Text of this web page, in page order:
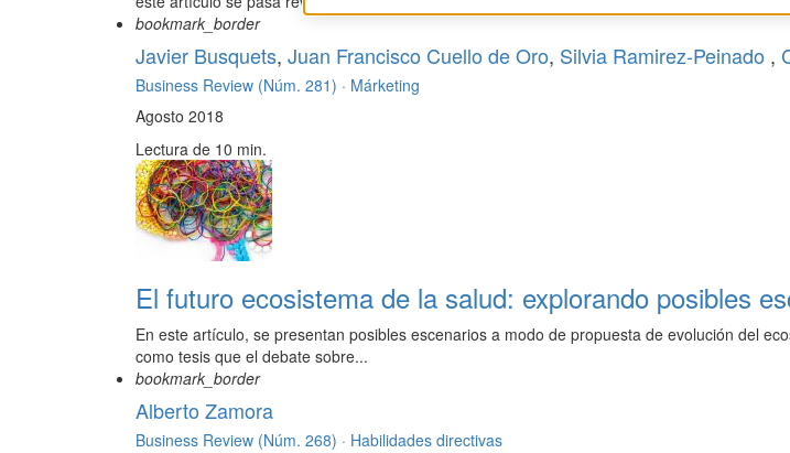
bookmark_border
Javier Busquets, Juan Francisco Cuello de Oro, Silvia Ramirez-Peinado ,
Business Review (Núm. 281) · Márketing
Agosto 2018
Lectura de 10 min.
El futuro ecosistema de la salud: explorando posibles
En este artículo, se presentan posibles escenarios a modo de propuesta de evolución del
como tesis que el debate sobre...
bookmark_border
Alberto Zamora
Business Review (Núm. 268) · Habilidades directivas